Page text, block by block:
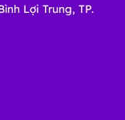
Lợi Trung, TP.